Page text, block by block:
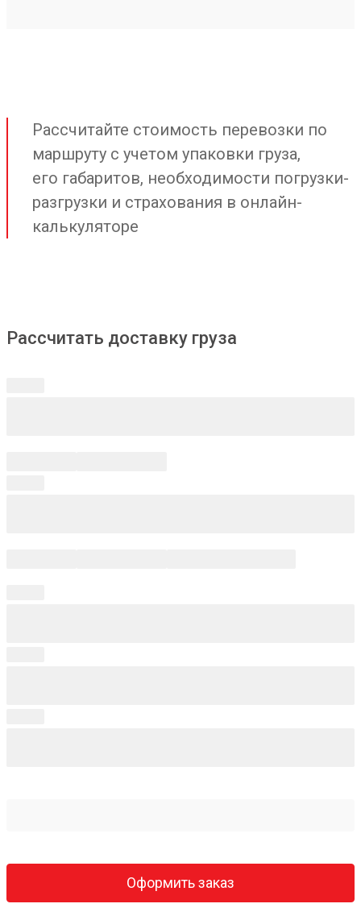
Рассчитайте стоимость перевозки по
маршруту с учетом упаковки груза,
его габаритов, необходимости погрузки-
разгрузки и страхования в онлайн-
калькуляторе
Рассчитать доставку груза
Оформить заказ